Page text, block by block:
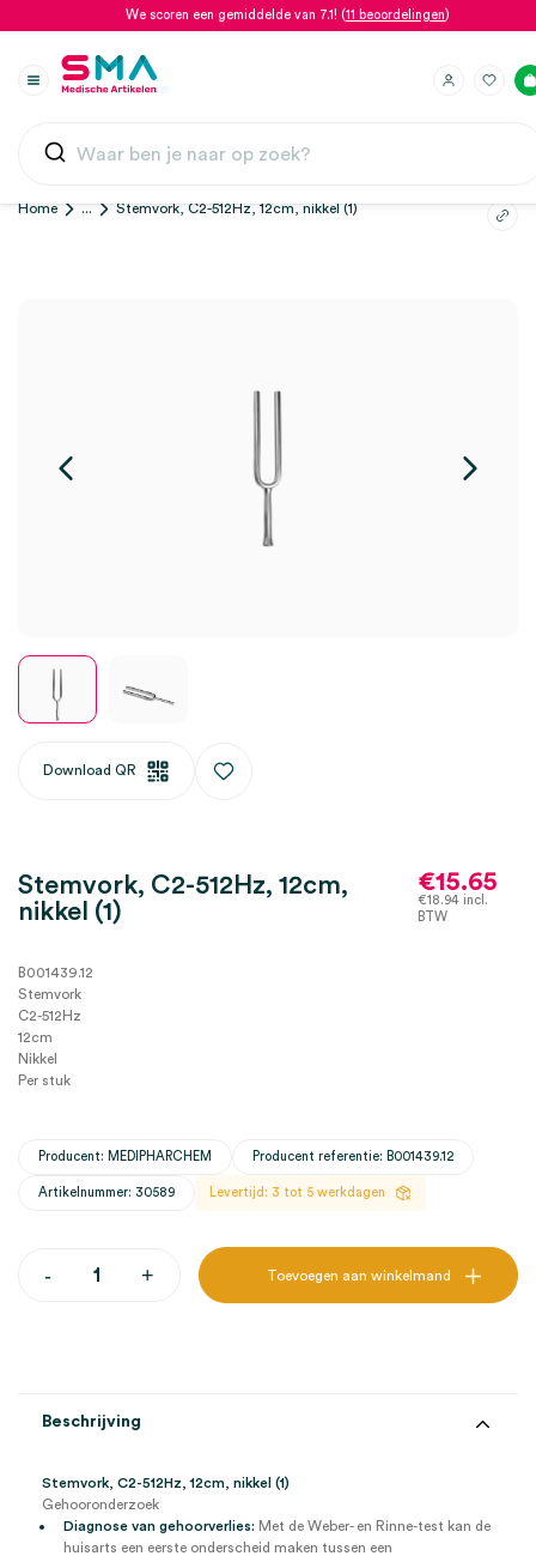
We scoren een gemiddelde van 7.1! (11 beoordelingen)
Home ... Stemvork, C2-512Hz, 12cm, nikkel (1)
Download QR
Stemvork, C2-512Hz, 12cm,
nikkel (1)
€15.65
€18.94incl.
BTW
B001439.12
Stemvork
C2-512Hz
12cm
Nikkel
Per stuk
Producent: MEDIPHARCHEM Producent referentie: B001439.12
Artikelnummer: 30589 Levertijd: 3 tot 5 werkdagen
-Stemvork,
+ Toevoegen aan winkelmand
Beschrijving
Stemvork, C2-512Hz, 12cm, nikkel (1)
Gehooronderzoek
Diagnose van gehoorverlies: Met de Weber- en Rinne-test kan de
huisarts een eerste onderscheid maken tussen een